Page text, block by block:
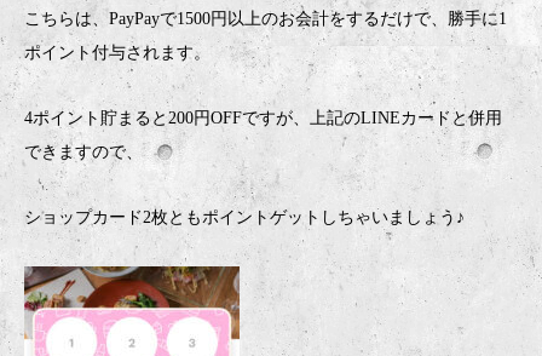
こちらは、PayPayで1500円以上のお会計をするだけで、勝手に1
ポイント付与されます。
4ポイント貯まると200円OFFですが、上記のLINEカードと併用
できますので、
ショップカード2枚ともポイントゲットしちゃいましょう♪